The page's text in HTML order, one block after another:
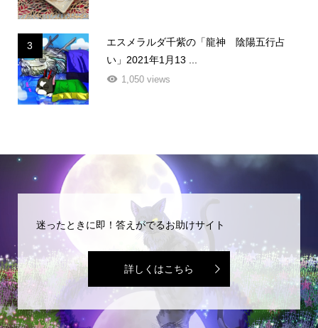
3
エスメラルダ千紫の「龍神 陰陽五行占
い」2021年1月13 ...
1,050 views
迷ったときに即！答えがでるお助けサイト
詳しくはこちら